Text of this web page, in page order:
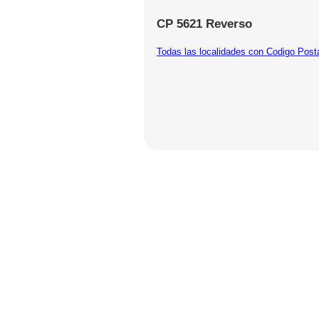
CP 5621 Reverso
Todas las localidades con Codigo